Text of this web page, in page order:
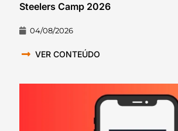
Steelers Camp 2026
04/08/2026
VER CONTEÚDO